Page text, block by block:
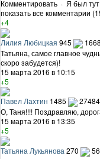
Комментировать · Я был тут
показать все комментарии
+4
Лилия Любицкая 945
Татьяна, самое главное
скоро забудется)!
15 марта 2016 в 10:15
+5
Павел Лахтин 1485
27484
О, Таня!!!! Поздравляю,
15 марта 2016 в 13:35
+5
Татьяна Лукьянова 270